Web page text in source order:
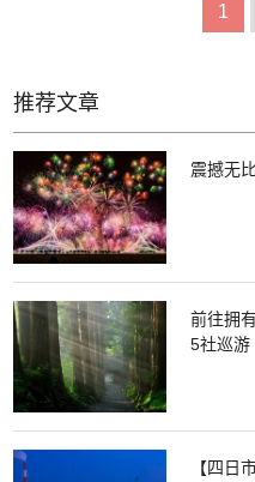
1
推荐文章
震撼无
前往拥
5社巡游
【四日